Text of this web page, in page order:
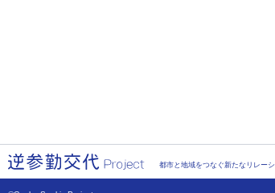
都市と地域をつなぐ新たなリレー